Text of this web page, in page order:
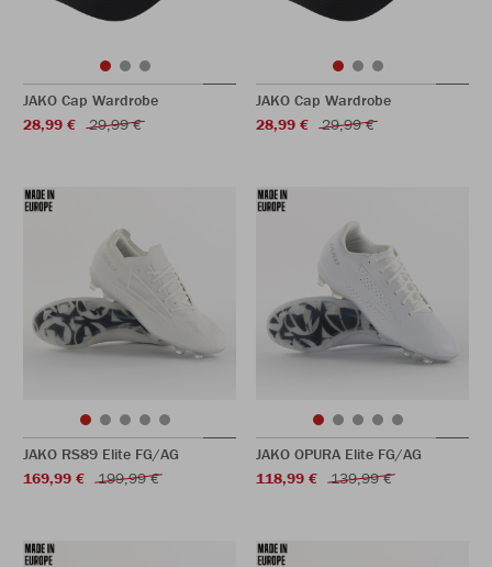
JAKO Cap Wardrobe
28,99 €
29,99 €
JAKO Cap Wardrobe
28,99 €
29,99 €
JAKO RS89 Elite FG/AG
169,99 €
199,99 €
JAKO OPURA Elite FG/AG
118,99 €
139,99 €